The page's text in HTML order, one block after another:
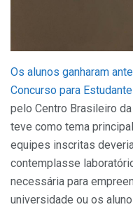
Os alunos ganharam
Concurso para
pelo Centro Brasileiro
teve como tema principal
equipes inscritas
contemplasse
necessária para
universidade ou os